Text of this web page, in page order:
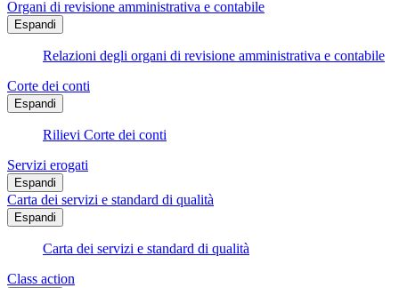
Organi di revisione amministrativa e contabile
Espandi
Relazioni degli organi di revisione amministrativa e contabile
Corte dei conti
Espandi
Rilievi Corte dei conti
Servizi erogati
Espandi
Carta dei servizi e standard di qualità
Espandi
Carta dei servizi e standard di qualità
Class action